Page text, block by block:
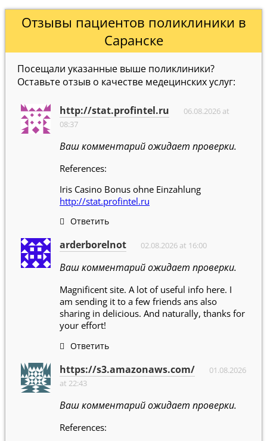
Отзывы пациентов поликлиники в
Саранске
Посещали указанные выше поликлиники?
Оставьте отзыв о качестве медецинских услуг:
http://stat.profintel.ru
06.08.2026 at
08:37
Ваш комментарий ожидает проверки.
References:
Iris Casino Bonus ohne Einzahlung
http://stat.profintel.ru
Ответить
arderborelnot 02.08.2026 at 16:00
Ваш комментарий ожидает проверки.
Magnificent site. A lot of useful info here. I
am sending it to a few friends ans also
sharing in delicious. And naturally, thanks for
your effort!
Ответить
https://s3.amazonaws.com/
01.08.2026
at 22:43
Ваш комментарий ожидает проверки.
References: